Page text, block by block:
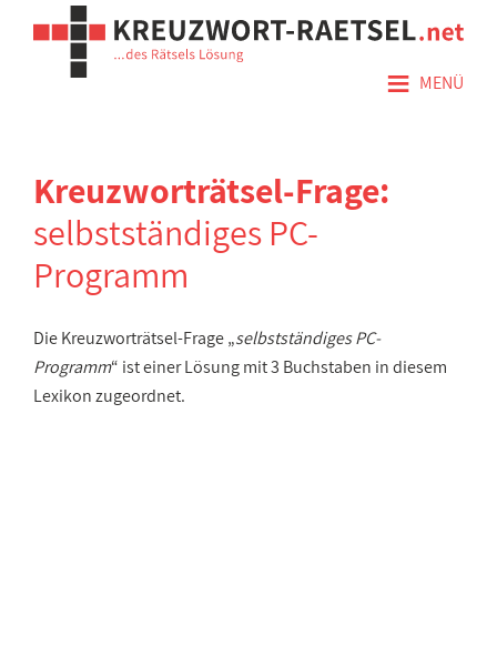
≡ MENÜ
Kreuzworträtsel-Frage:
selbstständiges PC-
Programm
Die Kreuzworträtsel-Frage „selbstständiges PC-
Programm“ ist einer Lösung mit 3 Buchstaben in diesem
Lexikon zugeordnet.